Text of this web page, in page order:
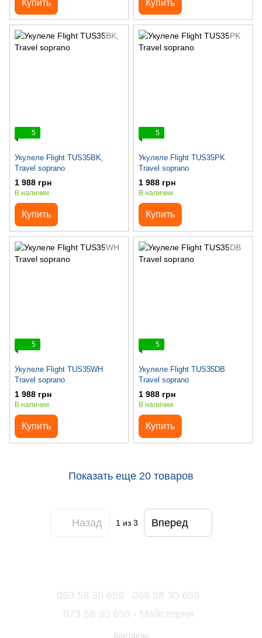
Купить Купить
5
Укулеле Flight TUS35BK,
Travel soprano
1 988 грн
В наличии
Купить
5
Укулеле Flight TUS35PK
Travel soprano
1 988 грн
В наличии
Купить
5
Укулеле Flight TUS35WH
Travel soprano
1 988 грн
В наличии
Купить
5
Укулеле Flight TUS35DB
Travel soprano
1 988 грн
В наличии
Купить
Показать еще 20 товаров
Назад 1из 3 Вперед
050 58 30 659
068 58 30 659
073 58 30 659 - Майстерня
Контакты